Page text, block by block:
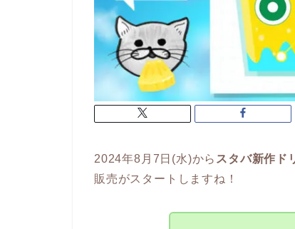
2024年8月7日(水)から スタバ新作ド
販売がスタートしますね！